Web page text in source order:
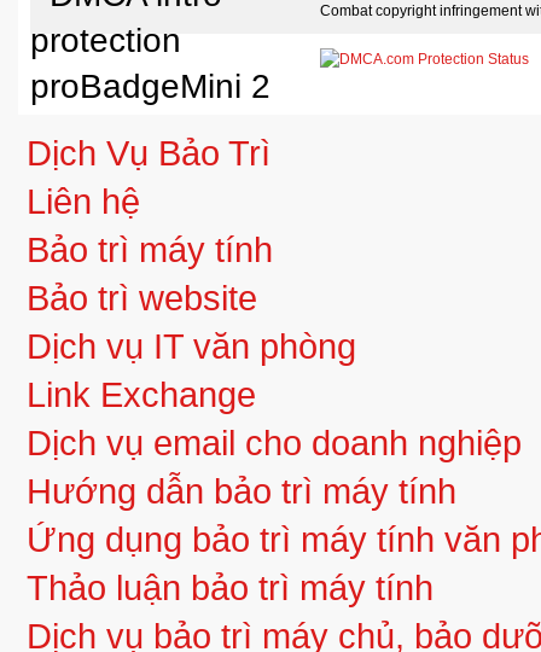
Combat copyright infringement
Dịch Vụ Bảo Trì
Liên hệ
Bảo trì máy tính
Bảo trì website
Dịch vụ IT văn phòng
Link Exchange
Dịch vụ email cho doanh nghiệp
Hướng dẫn bảo trì máy tính
Ứng dụng bảo trì máy tính văn
Thảo luận bảo trì máy tính
Dịch vụ bảo trì máy chủ, bảo